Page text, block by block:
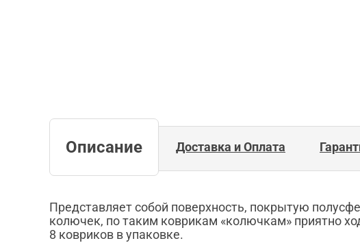
Описание Доставка и Оплата
Представляет собой поверхность, покрытую
колючек, по таким коврикам «колючкам» приятно
8 ковриков в упаковке.